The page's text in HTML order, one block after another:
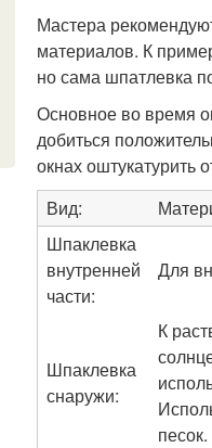
Мастера
материалов. К
но сама шпатлевка
Основное во время
добиться
окнах оштукатурить
Вид:
Шпаклевка
внутренней
части:
Для
Шпаклевка
снаружи:
К
песок.